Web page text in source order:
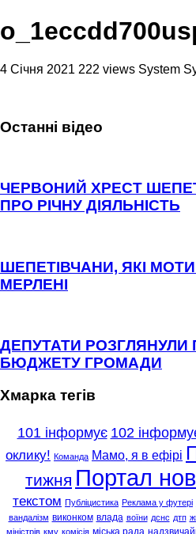
4 Січня 2021 222 views System
Останні відео
ЧЕРВОНИЙ ХРЕСТ
ПРО РІЧНУ ДІЯЛЬНІСТЬ
ШЕПЕТІВЧАНИ, ЯКІ
МЕРЛЕНІ
ДЕПУТАТИ
БЮДЖЕТУ ГРОМАДИ
Хмарка тегів
101 інформує 102
оклику! Команда Мамо, я в ефірі
тижня Портал
текстом Публіцистика Реклама у футері
вандалізм виконком влада воїни дснс дтп
міністрів кму комісія міська рада